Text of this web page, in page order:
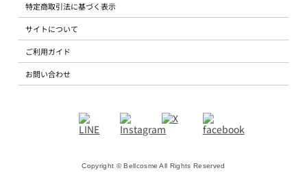
特定商取引法に基づく表示
サイトについて
ご利用ガイド
お問い合わせ
Copyright © Bellcosme All Rights Reserved